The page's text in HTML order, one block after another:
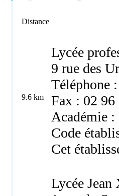
Distance
9.6 km
Lycée
9 rue des
Téléphone
Fax : 02 96
Académie :
Code
Cet
Lycée